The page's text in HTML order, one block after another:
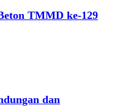
TMMD ke-129
dan